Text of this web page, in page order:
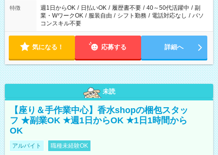
特徴 週1日からOK / 日払いOK / 履歴書不要 / 40～50代活躍中 / 副
業・WワークOK / 服装自由 / シフト勤務 / 電話対応なし / パソ
コンスキル不要
気になる！ 応募する 詳細へ
未読
【座り＆手作業中心】香水shopの梱包スタッ
フ ★副業OK ★週1日からOK ★1日1時間から
OK
アルバイト 職種未経験OK